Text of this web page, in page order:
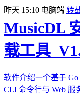
昨天 15:10 电脑端 转
MusicDL
载工具
软件介绍一个基于
CLI 命令行与 Web 服